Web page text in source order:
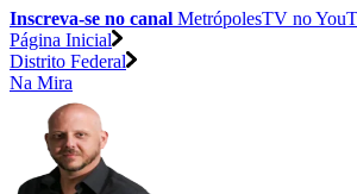
Inscreva-se no canal MetrópolesTV no
Página Inicial
Distrito Federal
Na Mira